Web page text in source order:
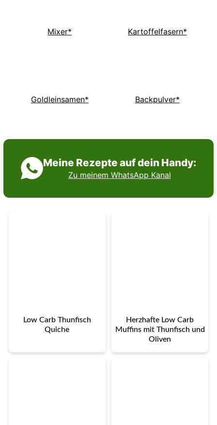
Mixer* Kartoffelfasern*
Goldleinsamen* Backpulver*
Meine Rezepte auf dein Handy:
Zu meinem WhatsApp Kanal
Low Carb Thunfisch
Quiche
Herzhafte Low Carb
Muffins mit Thunfisch und
Oliven